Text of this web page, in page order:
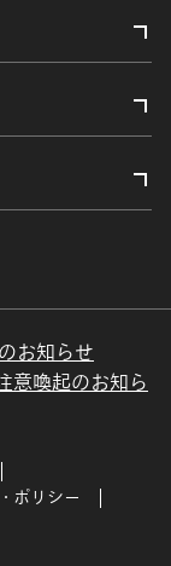
お知らせ
意喚起のお知ら
ポリシー